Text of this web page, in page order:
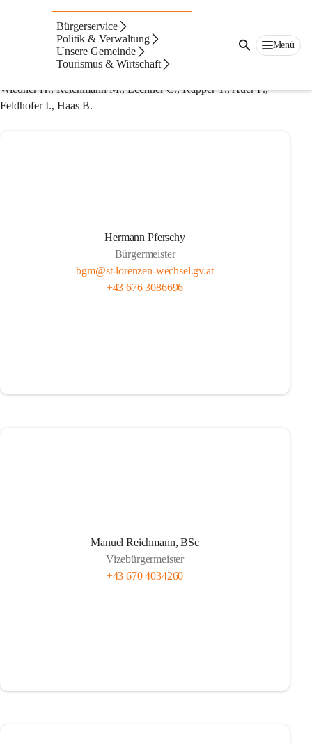
Bürgerservice
Politik & Verwaltung
Unsere Gemeinde
Tourismus & Wirtschaft
Menü
Gemeinderat
Fischer M., Ehrenhöfer V., Hofer T., Reiterer D., Reiterer A.,
Kogler T., Kerschbaumer L., Pferschy H.,
Wiedner H., Reichmann M., Lechner C., Kapper T., Auer F.,
Feldhofer I., Haas B.
Hermann Pferschy
Bürgermeister
bgm@st-lorenzen-wechsel.gv.at
+43 676 3086696
Manuel Reichmann, BSc
Vizebürgermeister
+43 670 4034260